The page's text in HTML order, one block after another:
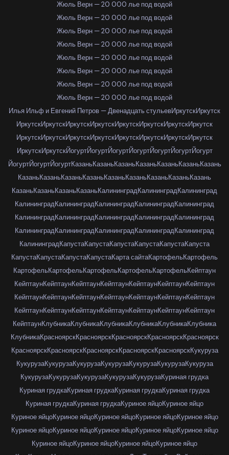
Жюль Верн — 20 000 лье под водой
Жюль Верн — 20 000 лье под водой
Жюль Верн — 20 000 лье под водой
Жюль Верн — 20 000 лье под водой
Жюль Верн — 20 000 лье под водой
Жюль Верн — 20 000 лье под водой
Жюль Верн — 20 000 лье под водой
Жюль Верн — 20 000 лье под водой
Илья Ильф и Евгений Петров — Двенадцать стульевИркутскИркутск
ИркутскИркутскИркутскИркутскИркутскИркутскИркутскИркутск
ИркутскИркутскИркутскИркутскИркутскИркутскИркутскИркутск
ИркутскИркутскЙогуртЙогуртЙогуртЙогуртЙогуртЙогуртЙогурт
ЙогуртЙогуртЙогуртКазаньКазаньКазаньКазаньКазаньКазаньКазань
КазаньКазаньКазаньКазаньКазаньКазаньКазаньКазаньКазань
КазаньКазаньКазаньКазаньКалининградКалининградКалининград
КалининградКалининградКалининградКалининградКалининград
КалининградКалининградКалининградКалининградКалининград
КалининградКалининградКалининградКалининградКалининград
КалининградКапустаКапустаКапустаКапустаКапустаКапуста
КапустаКапустаКапустаКапустаКарта сайтаКартофельКартофель
КартофельКартофельКартофельКартофельКартофельКейптаун
КейптаунКейптаунКейптаунКейптаунКейптаунКейптаунКейптаун
КейптаунКейптаунКейптаунКейптаунКейптаунКейптаунКейптаун
КейптаунКейптаунКейптаунКейптаунКейптаунКейптаунКейптаун
КейптаунКлубникаКлубникаКлубникаКлубникаКлубникаКлубника
КлубникаКрасноярскКрасноярскКрасноярскКрасноярскКрасноярск
КрасноярскКрасноярскКрасноярскКрасноярскКрасноярскКукуруза
КукурузаКукурузаКукурузаКукурузаКукурузаКукурузаКукуруза
КукурузаКукурузаКукурузаКукурузаКукурузаКуриная грудка
Куриная грудкаКуриная грудкаКуриная грудкаКуриная грудка
Куриная грудкаКуриная грудкаКуриное яйцоКуриное яйцо
Куриное яйцоКуриное яйцоКуриное яйцоКуриное яйцоКуриное яйцо
Куриное яйцоКуриное яйцоКуриное яйцоКуриное яйцоКуриное яйцо
Куриное яйцоКуриное яйцоКуриное яйцоКуриное яйцо